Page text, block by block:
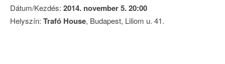
Dátum/Kezdés: 2014. november 5. 20:00
Helyszín: Trafó House, Budapest, Liliom u. 41.